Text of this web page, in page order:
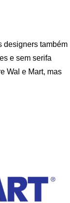
designers também
e sem serifa
Wal e Mart, mas